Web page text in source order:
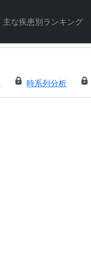
主な疾患別ランキング
時系列分析